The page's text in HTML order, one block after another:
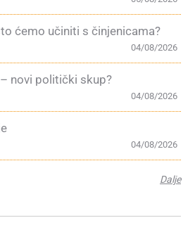
ćemo učiniti s činjenicama?
04/08/2026
novi politički skup?
04/08/2026
04/08/2026
Dalje